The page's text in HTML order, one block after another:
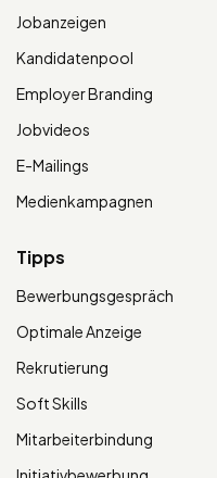
Jobanzeigen
Kandidatenpool
Employer Branding
Jobvideos
E-Mailings
Medienkampagnen
Tipps
Bewerbungsgespräch
Optimale Anzeige
Rekrutierung
Soft Skills
Mitarbeiterbindung